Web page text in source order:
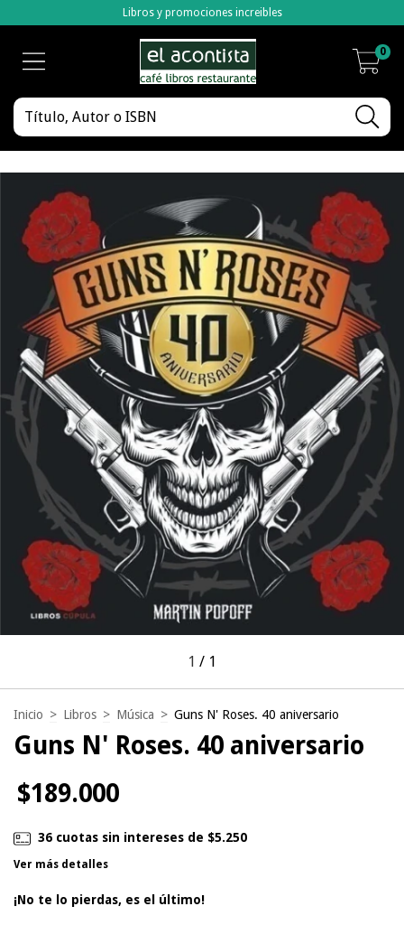
Libros y promociones increibles
0
1 / 1
Inicio > Libros > Música > Guns N' Roses. 40 aniversario
Guns N' Roses. 40 aniversario
$189.000
36 cuotas sin intereses de $5.250
Ver más detalles
¡No te lo pierdas, es el último!